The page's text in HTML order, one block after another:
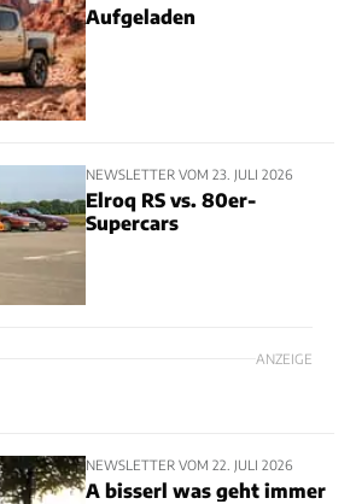
Aufgeladen
NEWSLETTER VOM 23. JULI 2026
Elroq RS vs. 80er-
Supercars
ANZEIGE
NEWSLETTER VOM 22. JULI 2026
A bisserl was geht immer